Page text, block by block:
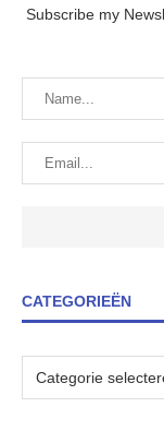
Subscribe my
CATEGORIEËN